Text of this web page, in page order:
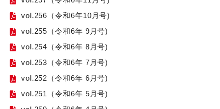
vol.256（令和6年10月号)
vol.255（令和6年 9月号)
vol.254（令和6年 8月号)
vol.253（令和6年 7月号)
vol.252（令和6年 6月号)
vol.251（令和6年 5月号)